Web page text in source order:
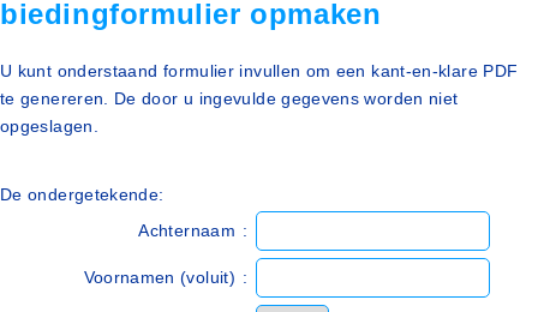
biedingformulier opmaken
U kunt onderstaand formulier invullen om een kant-en-klare PDF
te genereren. De door u ingevulde gegevens worden niet
opgeslagen.
De ondergetekende:
Achternaam :
Voornamen (voluit) :